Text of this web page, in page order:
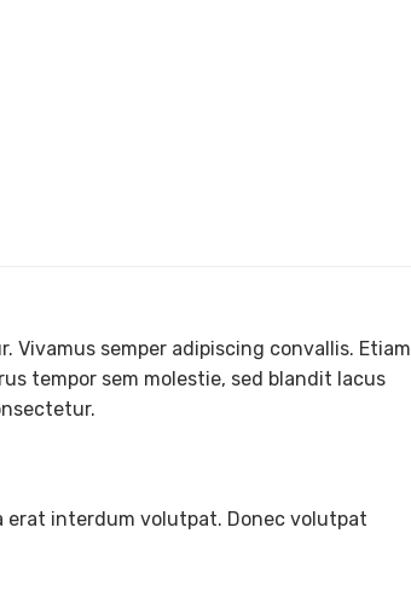
semper adipiscing convallis. Etiam
tempor sem molestie, sed blandit lacus
erat interdum volutpat. Donec volutpat